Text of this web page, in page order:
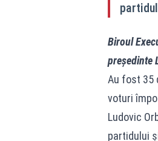
Biroul
președinte
Au fost 35
voturi
Ludovic
partidului